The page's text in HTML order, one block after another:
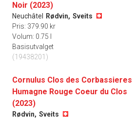
Noir (2023)
Neuchâtel Rødvin, Sveits
Pris: 379.90 kr
Volum: 0.75 l
Basisutvalget
(19438201)
Cornulus Clos des Corbassieres
Humagne Rouge Coeur du Clos
(2023)
Rødvin, Sveits